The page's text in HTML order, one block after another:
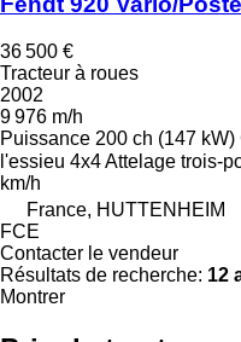
36 500 €
Tracteur à roues
2002
9 976 m/h
Puissance 200 ch (147 kW)
l'essieu 4x4Attelage trois-
km/h
France, HUTTENHEIM
FCE
Contacter le vendeur
Résultats de recherche: 12
Montrer